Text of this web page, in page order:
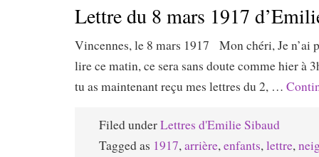
Lettre du 8 mars 1917
Vincennes, le 8 mars 1917 Mon chéri, Je n’ai
lire ce matin, ce sera sans doute comme hier à
tu as maintenant reçu mes lettres du 2, …
Filed underLettres d'Emilie Sibaud
Tagged as 1917,arrière,enfants,lettre,